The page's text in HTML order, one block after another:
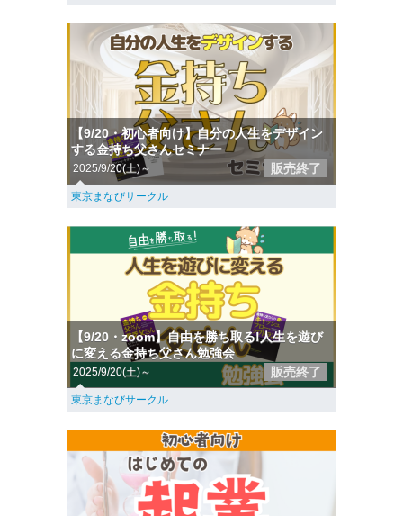
【9/20・初心者向け】自分の人生をデザイン
する金持ち父さんセミナー
2025/9/20(土)～ 販売終了
東京まなびサークル
【9/20・zoom】自由を勝ち取る!人生を遊び
に変える金持ち父さん勉強会
2025/9/20(土)～ 販売終了
東京まなびサークル